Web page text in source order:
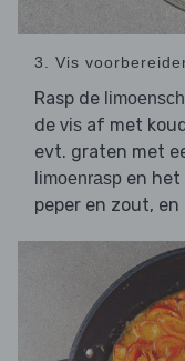
3. Vis
Rasp de
de vis af met
evt. graten met
limoenrasp en het
peper en zout,